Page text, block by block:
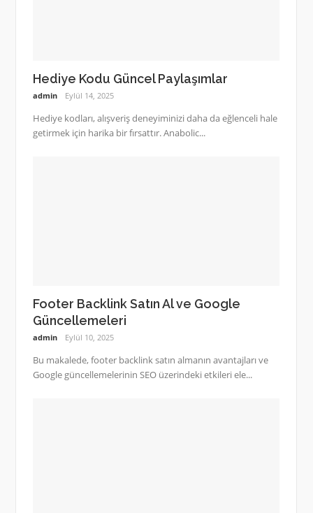
Hediye Kodu Güncel Paylaşımlar
admin Eylül 14, 2025
Hediye kodları, alışveriş deneyiminizi daha da eğlenceli hale
getirmek için harika bir fırsattır. Anabolic...
Footer Backlink Satın Al ve Google
Güncellemeleri
admin Eylül 10, 2025
Bu makalede, footer backlink satın almanın avantajları ve
Google güncellemelerinin SEO üzerindeki etkileri ele...